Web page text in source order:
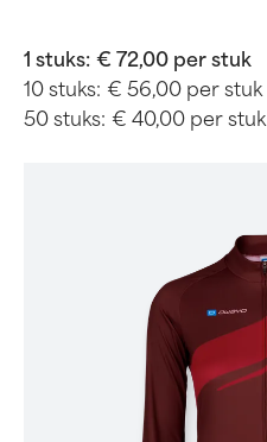
1 stuks: € 72,00 per stuk
10 stuks: € 56,00 per stuk
50 stuks: € 40,00 per stuk